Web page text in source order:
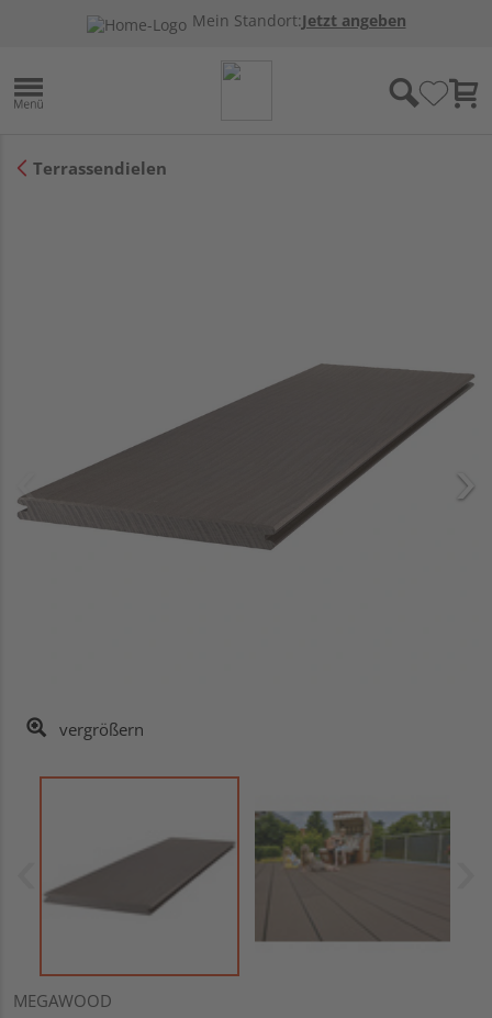
Mein Standort:Jetzt angeben
Terrassendielen
vergrößern
MEGAWOOD